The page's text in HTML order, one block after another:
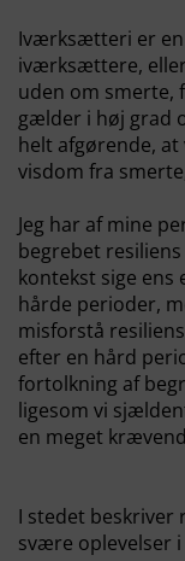
Iværksætteri er en
iværksættere,
uden om smerte,
gælder i høj grad
helt afgørende,
visdom fra
Jeg har af mine
begrebet
kontekst sige ens
hårde perioder,
misforstå
efter en hård
fortolkning af
ligesom vi
en meget
I stedet beskriver
svære oplevelser